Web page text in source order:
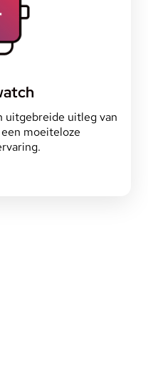
uitgebreide uitleg van
moeiteloze